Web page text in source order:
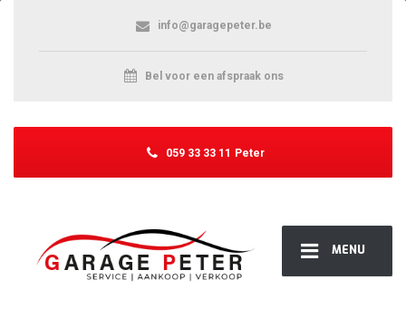
MENU
info@garagepeter.be
Bel voor een afspraak ons
059 33 33 11 Peter